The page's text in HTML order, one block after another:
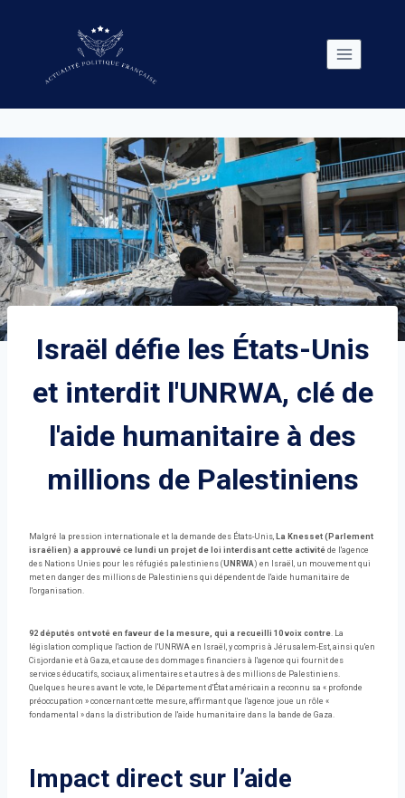
Israël défie les États-Unis
et interdit l'UNRWA, clé de
l'aide humanitaire à des
millions de Palestiniens
Malgré la pression internationale et la demande des États-Unis, La Knesset (Parlement
israélien) a approuvé ce lundi un projet de loi interdisant cette activité de l'agence
des Nations Unies pour les réfugiés palestiniens (UNRWA) en Israël, un mouvement qui
met en danger des millions de Palestiniens qui dépendent de l'aide humanitaire de
l'organisation.
92 députés ont voté en faveur de la mesure, qui a recueilli 10 voix contre. La
législation complique l'action de l'UNRWA en Israël, y compris à Jérusalem-Est, ainsi qu'en
Cisjordanie et à Gaza, et cause des dommages financiers à l'agence qui fournit des
services éducatifs, sociaux, alimentaires et autres à des millions de Palestiniens.
Quelques heures avant le vote, le Département d'État américain a reconnu sa « profonde
préoccupation » concernant cette mesure, affirmant que l'agence joue un rôle «
fondamental » dans la distribution de l'aide humanitaire dans la bande de Gaza.
Impact direct sur l’aide